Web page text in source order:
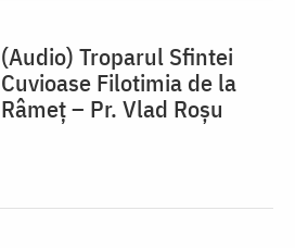
(Audio) Troparul Sfintei
Cuvioase Filotimia de la
Râmeț – Pr. Vlad Roșu